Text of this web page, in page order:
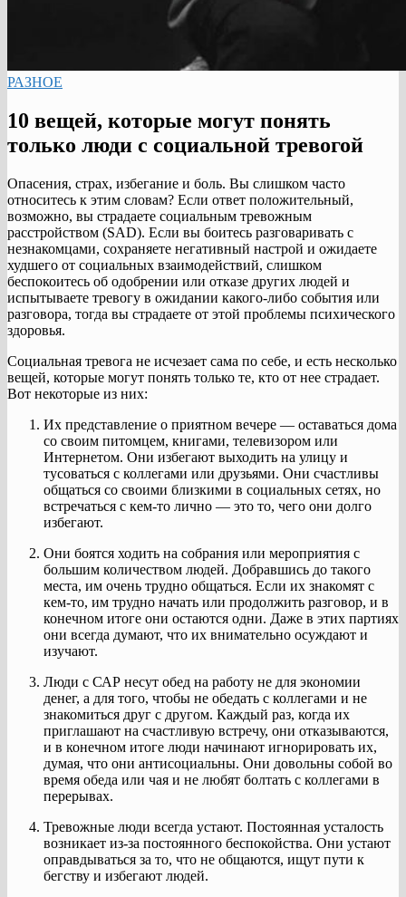
РАЗНОЕ
10 вещей, которые могут понять
только люди с социальной тревогой
Опасения, страх, избегание и боль. Вы слишком часто
относитесь к этим словам? Если ответ положительный,
возможно, вы страдаете социальным тревожным
расстройством (SAD). Если вы боитесь разговаривать с
незнакомцами, сохраняете негативный настрой и ожидаете
худшего от социальных взаимодействий, слишком
беспокоитесь об одобрении или отказе других людей и
испытываете тревогу в ожидании какого-либо события или
разговора, тогда вы страдаете от этой проблемы психического
здоровья.
Социальная тревога не исчезает сама по себе, и есть несколько
вещей, которые могут понять только те, кто от нее страдает.
Вот некоторые из них:
Их представление о приятном вечере — оставаться дома
со своим питомцем, книгами, телевизором или
Интернетом. Они избегают выходить на улицу и
тусоваться с коллегами или друзьями. Они счастливы
общаться со своими близкими в социальных сетях, но
встречаться с кем-то лично — это то, чего они долго
избегают.
Они боятся ходить на собрания или мероприятия с
большим количеством людей. Добравшись до такого
места, им очень трудно общаться. Если их знакомят с
кем-то, им трудно начать или продолжить разговор, и в
конечном итоге они остаются одни. Даже в этих партиях
они всегда думают, что их внимательно осуждают и
изучают.
Люди с САР несут обед на работу не для экономии
денег, а для того, чтобы не обедать с коллегами и не
знакомиться друг с другом. Каждый раз, когда их
приглашают на счастливую встречу, они отказываются,
и в конечном итоге люди начинают игнорировать их,
думая, что они антисоциальны. Они довольны собой во
время обеда или чая и не любят болтать с коллегами в
перерывах.
Тревожные люди всегда устают. Постоянная усталость
возникает из-за постоянного беспокойства. Они устают
оправдываться за то, что не общаются, ищут пути к
бегству и избегают людей.